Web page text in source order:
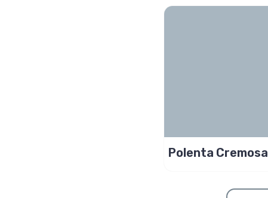
Polenta Cremosa